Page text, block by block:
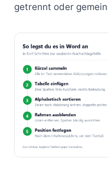
getrennt oder